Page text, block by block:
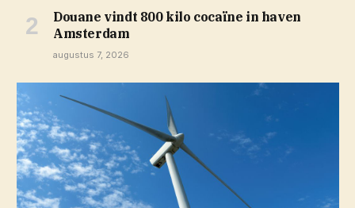
Douane vindt 800 kilo cocaïne in haven
Amsterdam
augustus 7, 2026